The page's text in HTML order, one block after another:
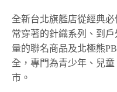
全新台北旗艦店從經典
常穿著的針織系列、到
量的聯名商品及北極熊
全，專門為青少年、兒
市。